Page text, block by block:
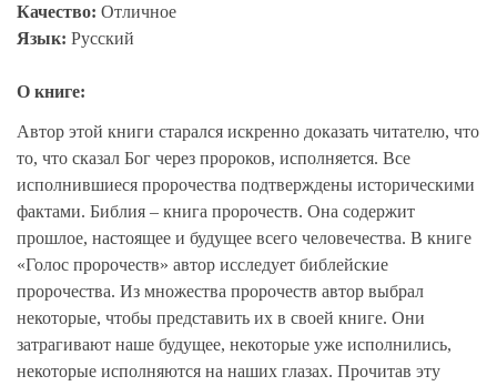
Качество: Отличное
Язык: Русский
О книге:
Автор этой книги старался искренно доказать читателю, что
то, что сказал Бог через пророков, исполняется. Все
исполнившиеся пророчества подтверждены историческими
фактами. Библия – книга пророчеств. Она содержит
прошлое, настоящее и будущее всего человечества. В книге
«Голос пророчеств» автор исследует библейские
пророчества. Из множества пророчеств автор выбрал
некоторые, чтобы представить их в своей книге. Они
затрагивают наше будущее, некоторые уже исполнились,
некоторые исполняются на наших глазах. Прочитав эту